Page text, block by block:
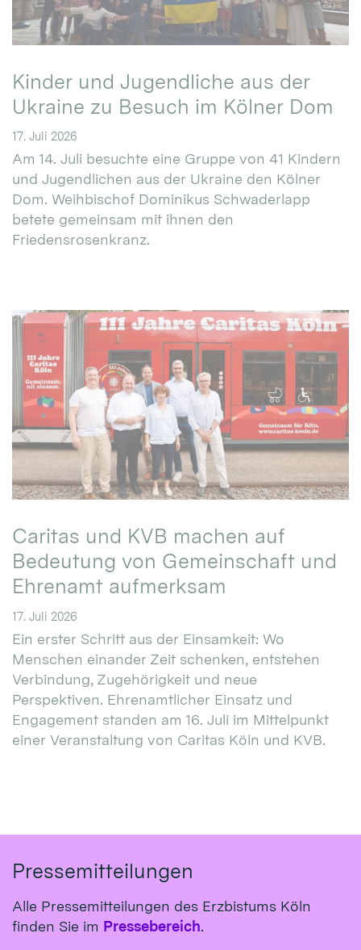
Kinder und Jugendliche aus der
Ukraine zu Besuch im Kölner Dom
17. Juli 2026
Am 14. Juli besuchte eine Gruppe von 41 Kindern
und Jugendlichen aus der Ukraine den Kölner
Dom. Weihbischof Dominikus Schwaderlapp
betete gemeinsam mit ihnen den
Friedensrosenkranz.
Caritas und KVB machen auf
Bedeutung von Gemeinschaft und
Ehrenamt aufmerksam
17. Juli 2026
Ein erster Schritt aus der Einsamkeit: Wo
Menschen einander Zeit schenken, entstehen
Verbindung, Zugehörigkeit und neue
Perspektiven. Ehrenamtlicher Einsatz und
Engagement standen am 16. Juli im Mittelpunkt
einer Veranstaltung von Caritas Köln und KVB.
Pressemitteilungen
Alle Pressemitteilungen des Erzbistums Köln
finden Sie im Pressebereich.